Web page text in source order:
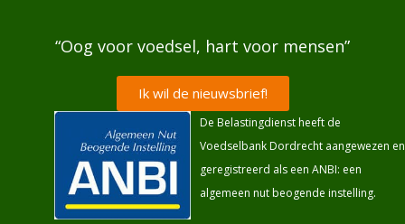
“Oog voor voedsel, hart voor mensen”
Ik wil de nieuwsbrief!
De Belastingdienst heeft de
Voedselbank Dordrecht aangewezen en
geregistreerd als een ANBI: een
algemeen nut beogende instelling.